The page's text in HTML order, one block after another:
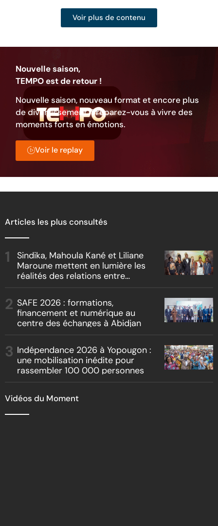
Voir plus de contenu
Nouvelle saison,
TEMPO est de retour !
Nouvelle saison, nouveau format et encore plus
de divertissement. Préparez-vous à vivre des
moments forts en émotions.
Voir le replay
Articles les plus consultés
Sindika, Mahoula Kané et Liliane
Maroune mettent en lumière les
réalités des relations entre
« Boss vs Boss »
SAFE 2026 : formations,
financement et numérique au
centre des échanges à Abidjan
Indépendance 2026 à Yopougon :
une mobilisation inédite pour
rassembler 100 000 personnes
Vidéos du Moment